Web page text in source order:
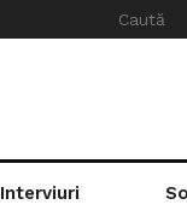
Interviuri